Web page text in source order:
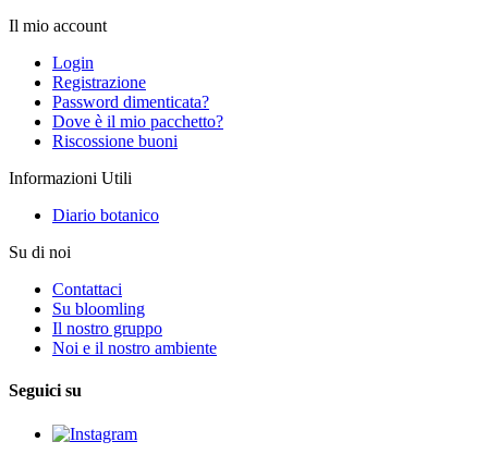
Il mio account
Login
Registrazione
Password dimenticata?
Dove è il mio pacchetto?
Riscossione buoni
Informazioni Utili
Diario botanico
Su di noi
Contattaci
Su bloomling
Il nostro gruppo
Noi e il nostro ambiente
Seguici su